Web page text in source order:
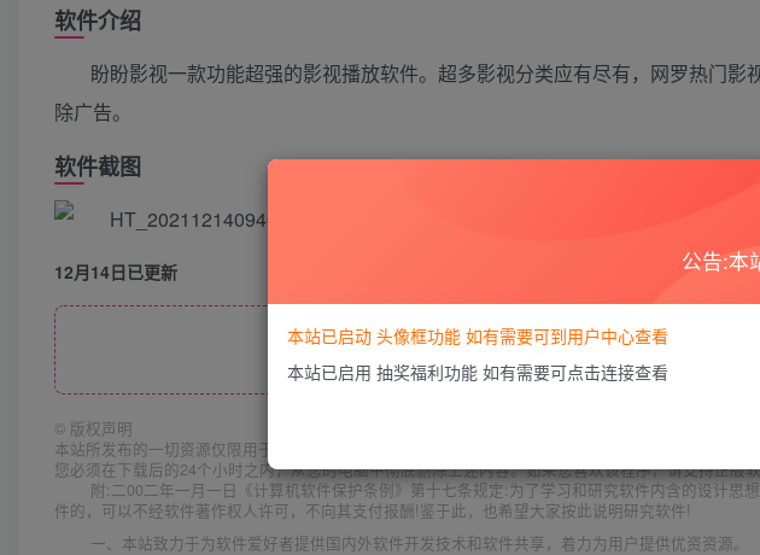
软件介绍
盼盼影视一款功能超强的影视播放软件。超多影视分类应有尽有，网罗热门
除广告。
软件截图
12月14日已更新
此处内容已隐藏，请评论后刷新页面
© 版权声明
本站所发布的一切资源仅限用于学习和研究目的;不得将上述内容用于商业或者非法用途，否则，一
您必须在下载后的24个小时之内，从您的电脑中彻底删除上述内容。如果您喜欢该程序，请支持正版
附:二00二年一月一日《计算机软件保护条例》第十七条规定:为了学习和研究软件内含的设计思
件的，可以不经软件著作权人许可，不向其支付报酬!鉴于此，也希望大家按此说明研究软件!
一、本站致力于为软件爱好者提供国内外软件开发技术和软件共享，着力为用户提供优资资源。
公告:本
本站已启动 头像框功能 如有需要可到用户中心查看
本站已启用 抽奖福利功能 如有需要可点击连接查看